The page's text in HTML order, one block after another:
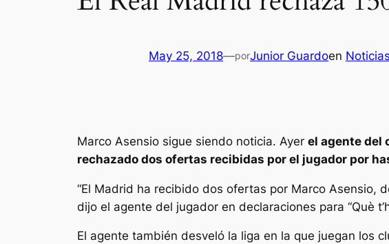
May 25, 2018—porJunior Guardoen Noticias
Marco Asensio sigue siendo noticia. Ayer el agente del
rechazado dos ofertas recibidas por el jugador por
“El Madrid ha recibido dos ofertas por Marco Asensio,
dijo el agente del jugador en declaraciones para “Què
El agente también desveló la liga en la que juegan los